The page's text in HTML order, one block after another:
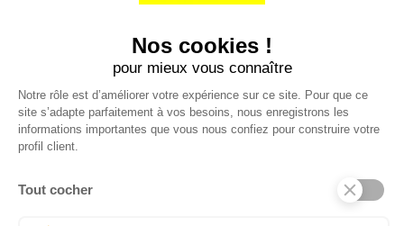
Nous contacter
Renvoyer des articles